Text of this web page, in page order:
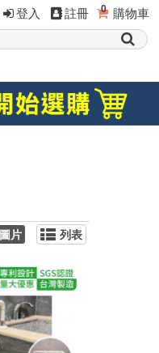
登入 註冊 0 購物車
圖片 列表